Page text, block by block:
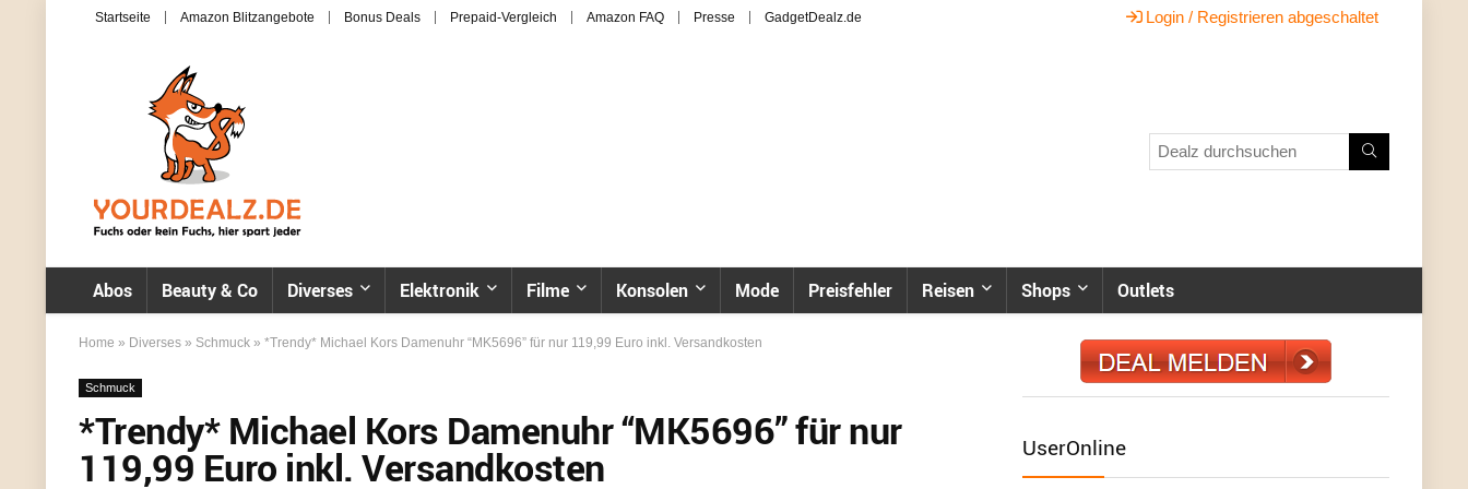
Startseite Amazon Blitzangebote Bonus Deals Prepaid-Vergleich Amazon FAQ Presse GadgetDealz.de Login / Registrieren abgeschaltet
Abos Beauty & Co Diverses Elektronik Filme Konsolen Mode Preisfehler Reisen Shops Outlets
Home » Diverses » Schmuck » *Trendy* Michael Kors Damenuhr “MK5696” für nur 119,99 Euro inkl. Versandkosten
Schmuck
*Trendy* Michael Kors Damenuhr “MK5696” für nur
119,99 Euro inkl. Versandkosten UserOnline